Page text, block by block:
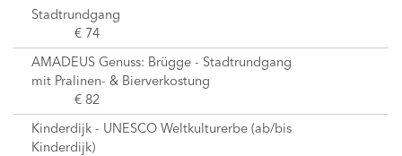
Stadtrundgang
€ 74
AMADEUS Genuss: Brügge - Stadtrundgang
mit Pralinen- & Bierverkostung
€ 82
Kinderdijk - UNESCO Weltkulturerbe (ab/bis
Kinderdijk)